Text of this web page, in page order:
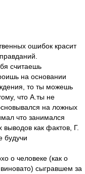
ошибок красит
считаешь
на основании
то ты можешь
что А.ты не
на ложных
что занимался
как фактов, Г.
будучи
о человеке (как о
сыгравшем за